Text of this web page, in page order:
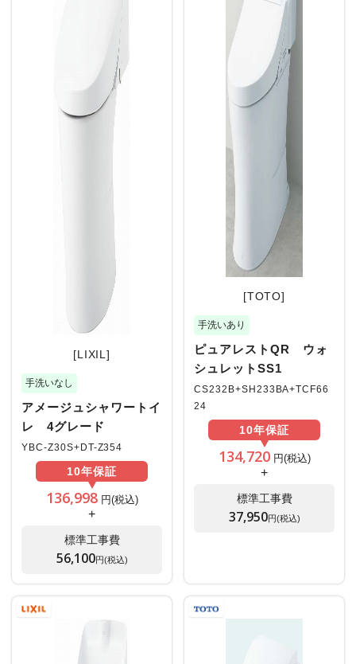
[LIXIL]
手洗いなし
アメージュシャワートイ
レ 4グレード
YBC-Z30S+DT-Z354
10年保証
136,998円(税込)
+
標準工事費
56,100円(税込)
[TOTO]
手洗いあり
ピュアレストQR ウォ
シュレットSS1
CS232B+SH233BA+TCF66
24
10年保証
134,720円(税込)
+
標準工事費
37,950円(税込)